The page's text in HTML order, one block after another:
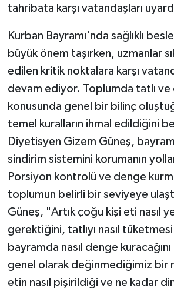
tahribata karşı vatandaşları
Kurban Bayramı'nda sağlıklı
büyük önem taşırken, uzmanlar
edilen kritik noktalara karşı
devam ediyor. Toplumda tatlı
konusunda genel bir bilinç
temel kuralların ihmal edildiğini
Diyetisyen Gizem Güneş,
sindirim sistemini korumanın
Porsiyon kontrolü ve denge
toplumun belirli bir seviyeye
Güneş, "Artık çoğu kişi eti nasıl
gerektiğini, tatlıyı nasıl
bayramda nasıl denge
genel olarak değinmediğimiz bir
etin nasıl pişirildiği ve ne kadar